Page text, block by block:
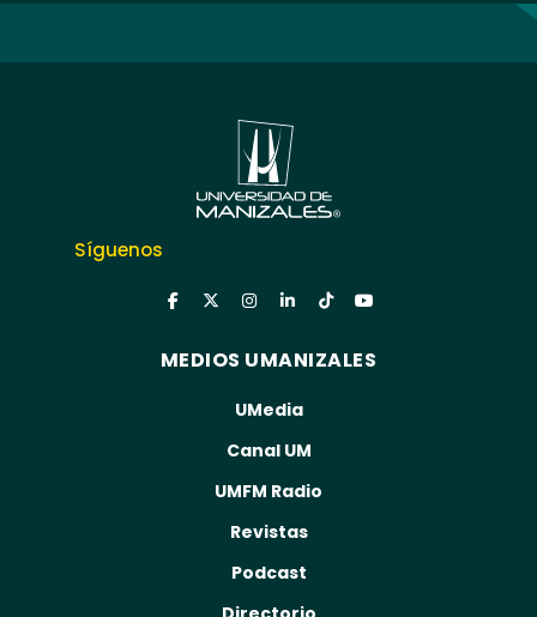
Síguenos
MEDIOS UMANIZALES
UMedia
Canal UM
UMFM Radio
Revistas
Podcast